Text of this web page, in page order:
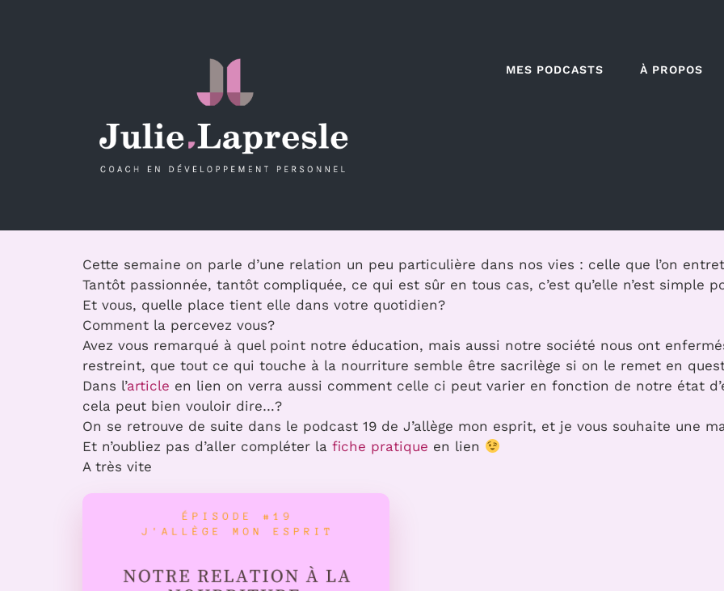
MES PODCASTS À PROPOS
Cette semaine on parle d’une relation un peu particulière dans nos vies : celle que l’on
Tantôt passionnée, tantôt compliquée, ce qui est sûr en tous cas, c’est qu’elle n’est simple
Et vous, quelle place tient elle dans votre quotidien?
Comment la percevez vous?
Avez vous remarqué à quel point notre éducation, mais aussi notre société nous ont
restreint, que tout ce qui touche à la nourriture semble être sacrilège si on le remet en
Dans l’article en lien on verra aussi comment celle ci peut varier en fonction de notre état
cela peut bien vouloir dire…?
On se retrouve de suite dans le podcast 19 de J’allège mon esprit, et je vous souhaite une
Et n’oubliez pas d’aller compléter la fiche pratique en lien
A très vite